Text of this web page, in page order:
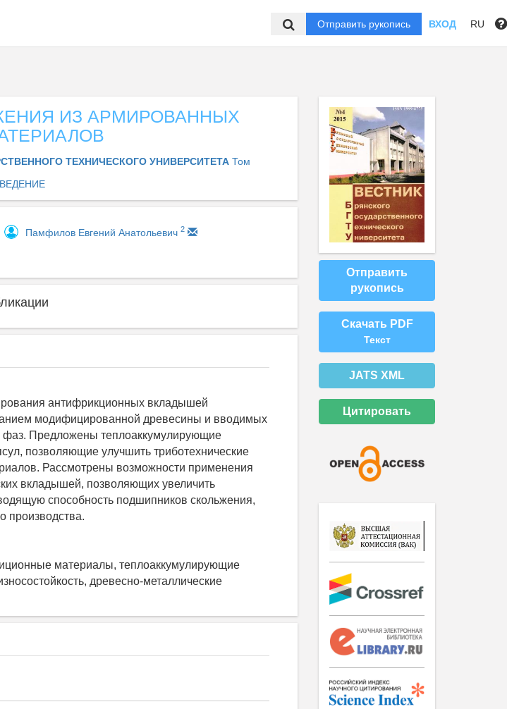
Отправить рукопись ВХОД RU
ИЗ АРМИРОВАННЫХ
ТЕХНИЧЕСКОГО УНИВЕРСИТЕТА Том
Памфилов Евгений Анатольевич 2
антифрикционных вкладышей
модифицированной древесины и вводимых
фаз. Предложены теплоаккумулирующие
позволяющие улучшить триботехнические
Рассмотрены возможности применения
вкладышей, позволяющих увеличить
способность подшипников скольжения,
производства.
материалы, теплоаккумулирующие
древесно-металлические
Отправить
рукопись
Скачать PDF
Текст
JATS XML
Цитировать